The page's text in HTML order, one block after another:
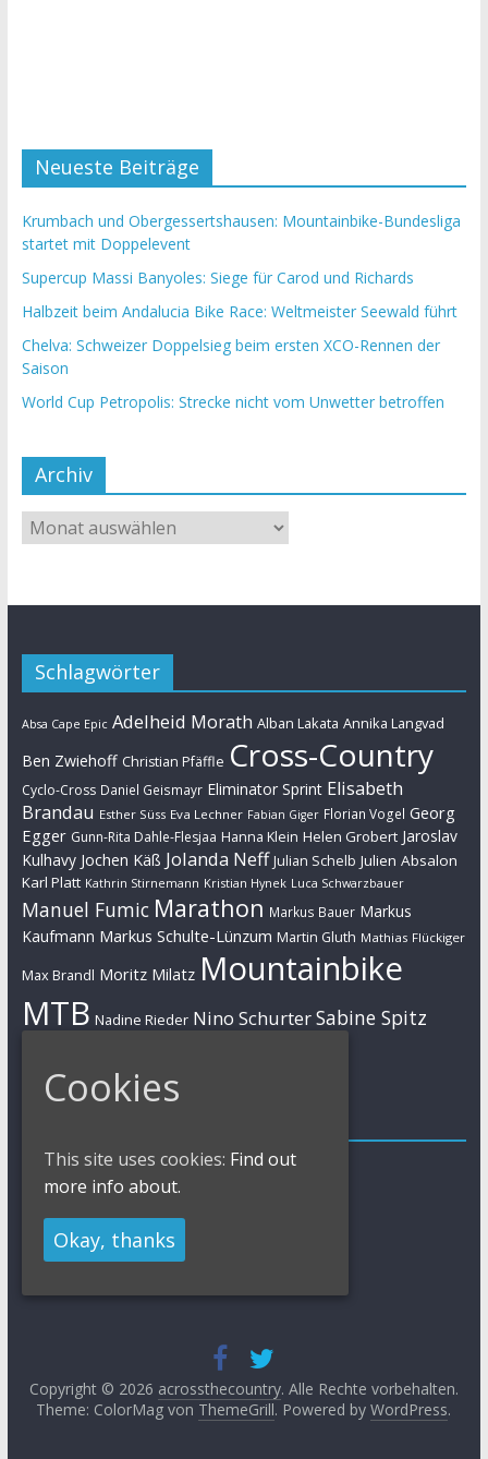
Neueste Beiträge
Krumbach und Obergessertshausen: Mountainbike-Bundesliga
startet mit Doppelevent
Supercup Massi Banyoles: Siege für Carod und Richards
Halbzeit beim Andalucia Bike Race: Weltmeister Seewald führt
Chelva: Schweizer Doppelsieg beim ersten XCO-Rennen der
Saison
World Cup Petropolis: Strecke nicht vom Unwetter betroffen
Archiv
Schlagwörter
Absa Cape Epic Adelheid Morath Alban Lakata Annika Langvad
Ben Zwiehoff Christian Pfäffle Cross-Country
Cyclo-Cross Daniel Geismayr Eliminator Sprint Elisabeth
Brandau Esther Süss Eva Lechner Fabian Giger Florian Vogel Georg
Egger Gunn-Rita Dahle-Flesjaa Hanna Klein Helen Grobert Jaroslav
Kulhavy Jochen Käß Jolanda Neff Julian Schelb Julien Absalon
Karl Platt Kathrin Stirnemann Kristian Hynek Luca Schwarzbauer
Manuel Fumic Marathon Markus Bauer Markus
Kaufmann Markus Schulte-Lünzum Martin Gluth Mathias Flückiger
Max Brandl Moritz Milatz Mountainbike
MTB Nadine Rieder Nino SchurterSabine Spitz
Impressum / Kontakt
Datenschutzerklärung
Copyright © 2026 acrossthecountry. Alle Rechte vorbehalten.
Theme: ColorMag von ThemeGrill. Powered byWordPress.
Cookies
This site uses cookies: Find out
more info about.
Okay, thanks